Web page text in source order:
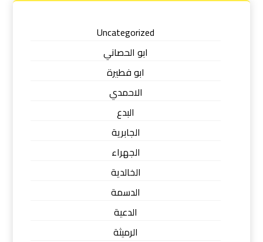
Uncategorized
ابو الحصاني
ابو فطيرة
الاحمدي
البدع
الجابرية
الجهراء
الخالدية
الدسمة
الدعية
الرميثة